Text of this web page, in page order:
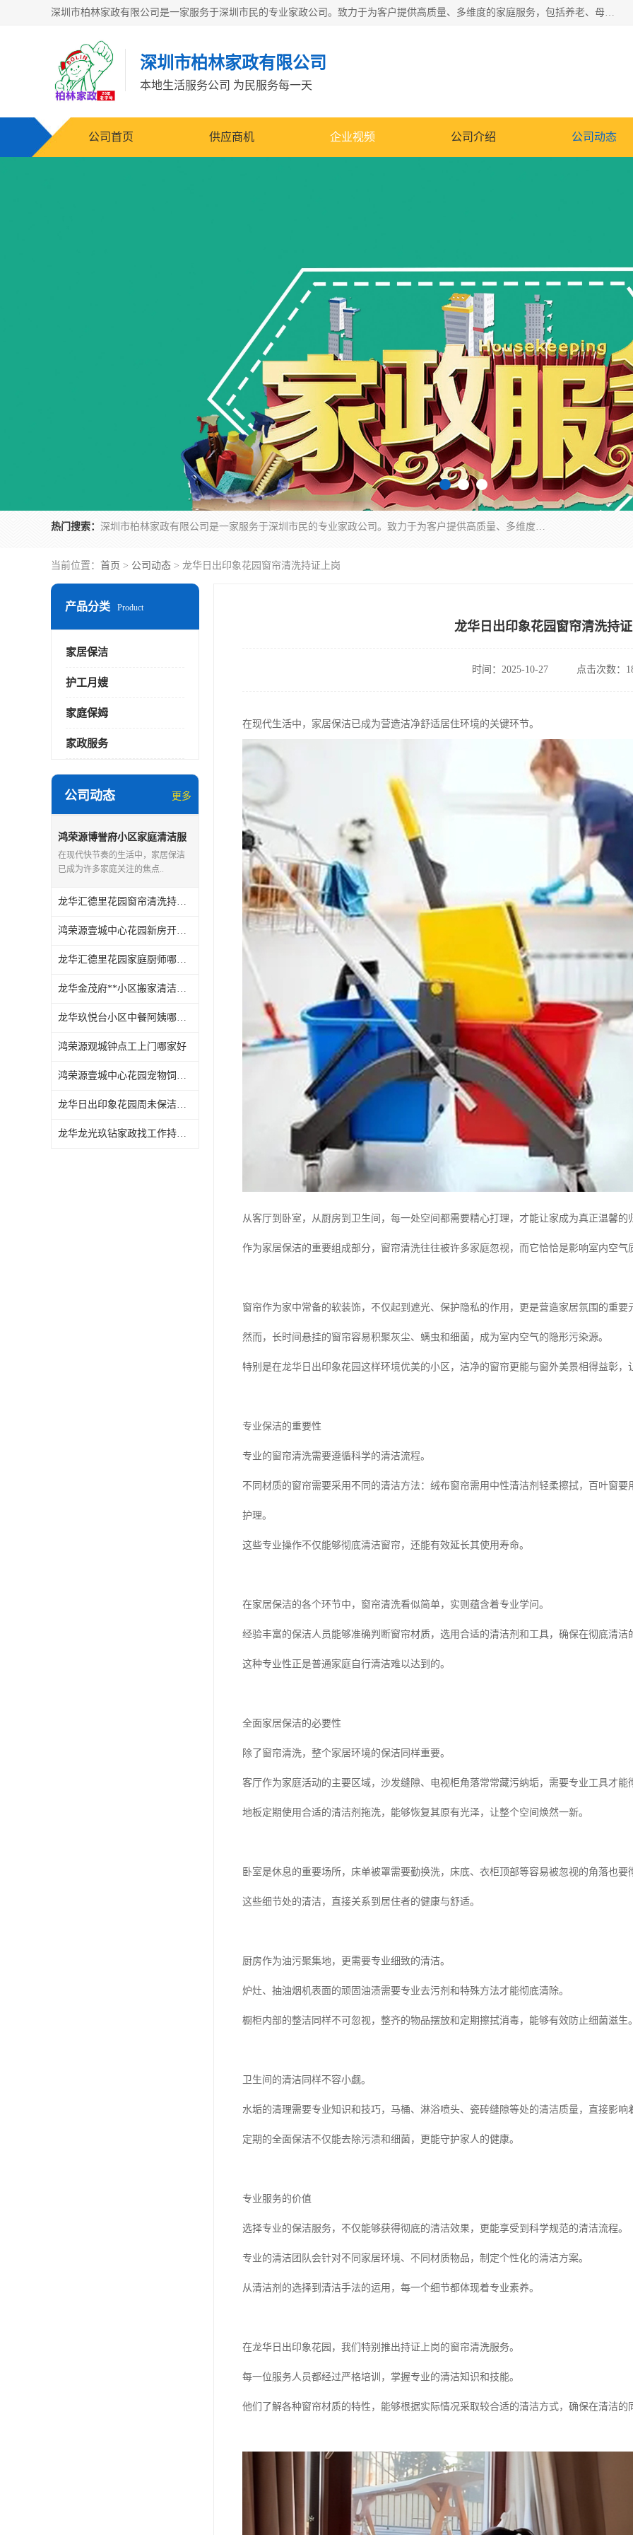
深圳市柏林家政有限公司是一家服务于深圳市民的专业家政公司。致力于为客户提供高质量、多维度的家庭服务，包括养老、母婴、月嫂育婴早教、康复理疗、家电清洗和保洁等方面的专业服务。
深圳市柏林家政有限公司
本地生活服务公司 为民服务每一天
公司首页 供应商机 企业视频 公司介绍 公司动态
热门搜索： 深圳市柏林家政有限公司是一家服务于深圳市民的专业家政公司。致力于为客户提供高质量、多维度的家庭服务，包括养老、母婴、月嫂育婴早教、康复理疗、家电清洗和保洁等方面的专业服务。
当前位置： 首页 > 公司动态 > 龙华日出印象花园窗帘清洗持证上岗
产品分类 Product
家居保洁
护工月嫂
家庭保姆
家政服务
公司动态 更多
鸿荣源博誉府小区家庭清洁服
务怎么样
在现代快节奏的生活中，家居保洁
已成为许多家庭关注的焦点..
龙华汇德里花园窗帘清洗持证上岗
鸿荣源壹城中心花园新房开荒保洁怎么样
龙华汇德里花园家庭厨师哪家好
龙华金茂府**小区搬家清洁怎么样
龙华玖悦台小区中餐阿姨哪家好
鸿荣源观城钟点工上门哪家好
鸿荣源壹城中心花园宠物饲养上门服务哪家好
龙华日出印象花园周未保洁持证上岗
龙华龙光玖钻家政找工作持证上岗
龙华日出印象花园窗帘清洗持
时间：2025-10-27 点击次数：
在现代生活中，家居保洁已成为营造洁净舒适居住环境的关键环节。
从客厅到卧室，从厨房到卫生间，每一处空间都需要精心打理，才能让家成为真正温馨的
作为家居保洁的重要组成部分，窗帘清洗往往被许多家庭忽视，而它恰恰是影响室内空
窗帘作为家中常备的软装饰，不仅起到遮光、保护隐私的作用，更是营造家居氛围的重要
然而，长时间悬挂的窗帘容易积聚灰尘、螨虫和细菌，成为室内空气的隐形污染源。
特别是在龙华日出印象花园这样环境优美的小区，洁净的窗帘更能与窗外美景相得益彰，
专业保洁的重要性
专业的窗帘清洗需要遵循科学的清洁流程。
不同材质的窗帘需要采用不同的清洁方法：绒布窗帘需用中性清洁剂轻柔擦拭，百叶窗
护理。
这些专业操作不仅能够彻底清洁窗帘，还能有效延长其使用寿命。
在家居保洁的各个环节中，窗帘清洗看似简单，实则蕴含着专业学问。
经验丰富的保洁人员能够准确判断窗帘材质，选用合适的清洁剂和工具，确保在彻底清洁
这种专业性正是普通家庭自行清洁难以达到的。
全面家居保洁的必要性
除了窗帘清洗，整个家居环境的保洁同样重要。
客厅作为家庭活动的主要区域，沙发缝隙、电视柜角落常常藏污纳垢，需要专业工具才能
地板定期使用合适的清洁剂拖洗，能够恢复其原有光泽，让整个空间焕然一新。
卧室是休息的重要场所，床单被罩需要勤换洗，床底、衣柜顶部等容易被忽视的角落也要
这些细节处的清洁，直接关系到居住者的健康与舒适。
厨房作为油污聚集地，更需要专业细致的清洁。
炉灶、抽油烟机表面的顽固油渍需要专业去污剂和特殊方法才能彻底清除。
橱柜内部的整洁同样不可忽视，整齐的物品摆放和定期擦拭消毒，能够有效防止细菌滋生
卫生间的清洁同样不容小觑。
水垢的清理需要专业知识和技巧，马桶、淋浴喷头、瓷砖缝隙等处的清洁质量，直接影响
定期的全面保洁不仅能去除污渍和细菌，更能守护家人的健康。
专业服务的价值
选择专业的保洁服务，不仅能够获得彻底的清洁效果，更能享受到科学规范的清洁流程。
专业的清洁团队会针对不同家居环境、不同材质物品，制定个性化的清洁方案。
从清洁剂的选择到清洁手法的运用，每一个细节都体现着专业素养。
在龙华日出印象花园，我们特别推出持证上岗的窗帘清洗服务。
每一位服务人员都经过严格培训，掌握专业的清洁知识和技能。
他们了解各种窗帘材质的特性，能够根据实际情况采取较合适的清洁方式，确保在清洁的